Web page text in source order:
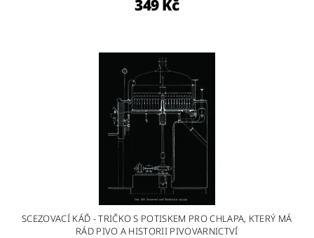
349 Kč
SCEZOVACÍ KÁĎ - TRIČKO S POTISKEM PRO CHLAPA, KTERÝ MÁ
RÁD PIVO A HISTORII PIVOVARNICTVÍ